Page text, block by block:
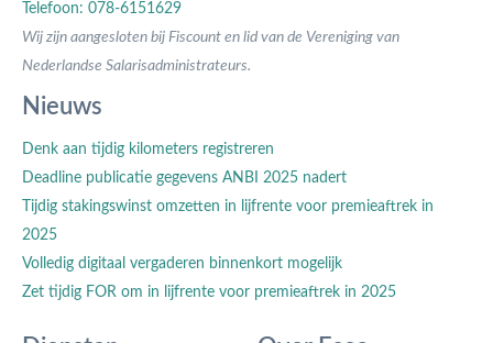
Telefoon: 078-6151629
Wij zijn aangesloten bij Fiscount en lid van de Vereniging van
Nederlandse Salarisadministrateurs.
Nieuws
Denk aan tijdig kilometers registreren
Deadline publicatie gegevens ANBI 2025 nadert
Tijdig stakingswinst omzetten in lijfrente voor premieaftrek in
2025
Volledig digitaal vergaderen binnenkort mogelijk
Zet tijdig FOR om in lijfrente voor premieaftrek in 2025